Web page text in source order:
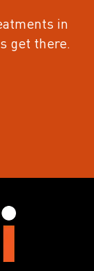
in
get there.